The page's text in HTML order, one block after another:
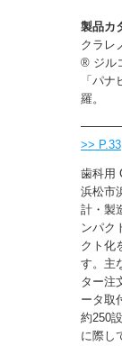
製品カ
クラレ
® ジル
「パ
羅。
>> P.33
歯科用
浜松市
計・製
ンパク
クト化
す。主
ター注
ータ取
約250
に際し